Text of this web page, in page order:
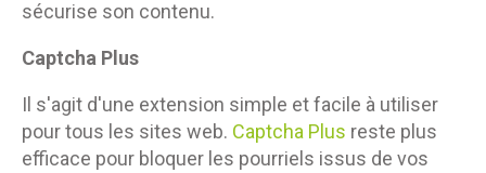
sécurise son contenu.
Captcha Plus
Il s'agit d'une extension simple et facile à utiliser
pour tous les sites web. Captcha Plus reste plus
efficace pour bloquer les pourriels issus de vos